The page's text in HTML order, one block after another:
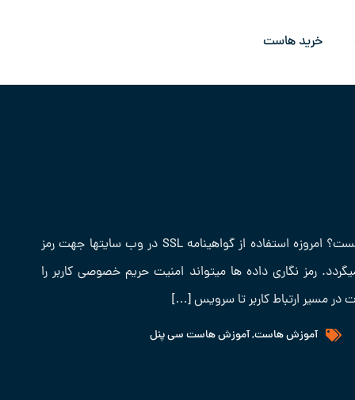
خرید هاست
آموزش فعال کردن ssl رایگان گواهینامه رایگان SSL چیست؟ امروزه استفاده از گواهینامه SSL در وب سایتها جهت رمز
رمز نگاری داده ها میتواند امنیت حریم خصوصی کاربر را
در مسیر ارتباط کاربر تا سرویس […]
آموزش هاست,آموزش هاست سی پنل